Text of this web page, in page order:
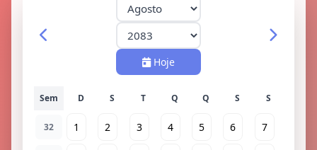
Hoje
Sem
32 1 2 3 4 5 6 7